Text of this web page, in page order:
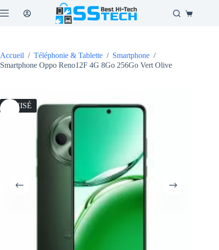
au
Panier
Accueil / Téléphonie & Tablette / Smartphone /
Smartphone Oppo Reno12F 4G 8Go 256Go Vert Olive
ÉPUISÉ